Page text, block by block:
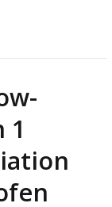
1